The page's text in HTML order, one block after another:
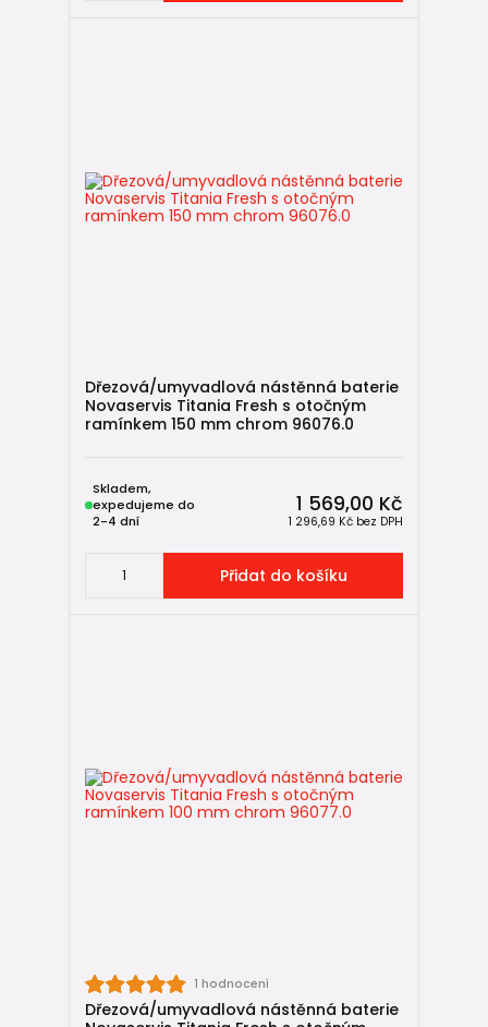
Dřezová/umyvadlová nástěnná baterie
Novaservis Titania Fresh s otočným
ramínkem 150 mm chrom 96076.0
1 569,00 Kč
1 296,69 Kč bez DPH
Skladem,
expedujeme do
2-4 dní
Přidat do košíku
1 hodnocení
Dřezová/umyvadlová nástěnná baterie